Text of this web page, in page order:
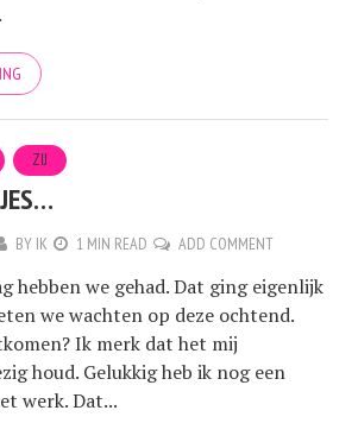
ZIJ
BY IK 1 MIN READ ADD COMMENT
hebben we gehad. Dat ging eigenlijk
we wachten op deze ochtend.
Ik merk dat het mij
houd. Gelukkig heb ik nog een
werk. Dat...